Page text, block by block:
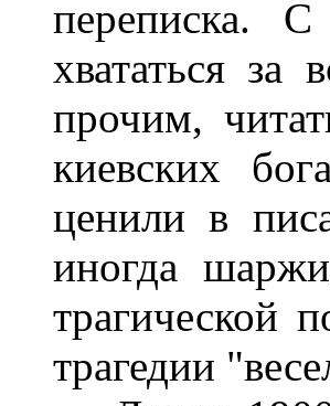
переписка.
хвататься за
прочим,
киевских
ценили в
иногда
трагической
трагедии